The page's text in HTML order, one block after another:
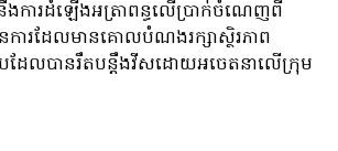
ការដំឡើងអត្រាពន្ធលើប្រាក់ចំណេញពី
ការដែលមានគោលបំណងរក្សាស្ថិរភាព
ដែលបានរឹតបន្តឹងវីសដោយអចេតនាលើក្រុម